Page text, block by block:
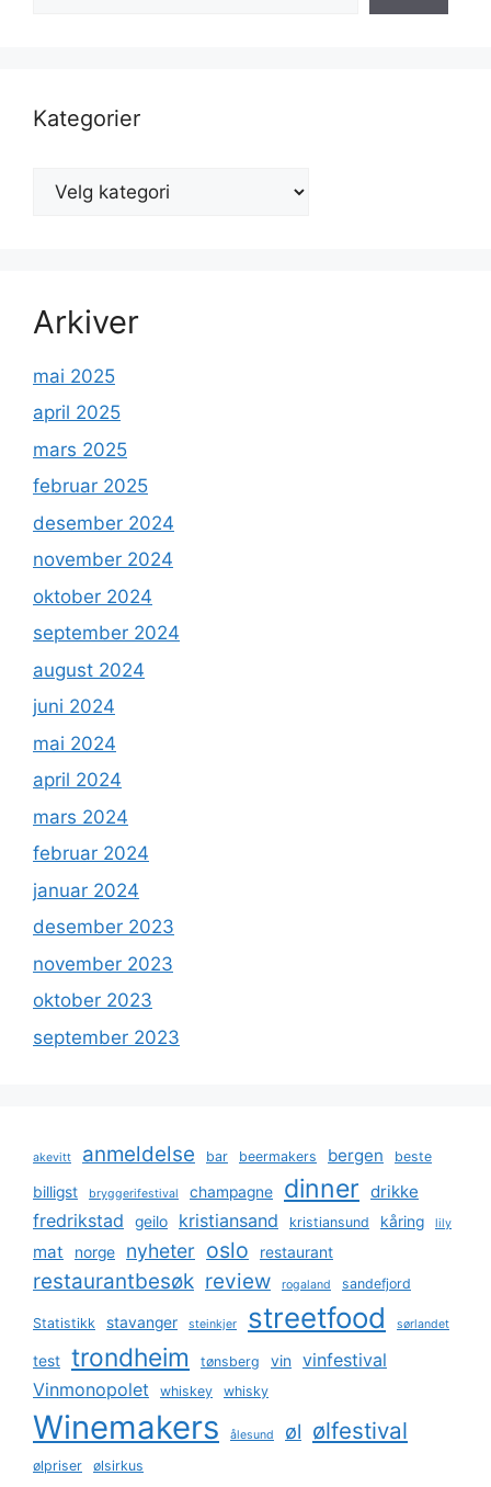
Kategorier
Kategorier
Arkiver
mai 2025
april 2025
mars 2025
februar 2025
desember 2024
november 2024
oktober 2024
september 2024
august 2024
juni 2024
mai 2024
april 2024
mars 2024
februar 2024
januar 2024
desember 2023
november 2023
oktober 2023
september 2023
akevitt anmeldelse bar beermakers bergen beste
billigst bryggerifestival champagne dinner drikke
fredrikstad geilo kristiansand kristiansund kåring lily
mat norge nyheter oslo restaurant
restaurantbesøk review rogaland sandefjord
Statistikk stavanger steinkjer streetfood sørlandet
test trondheim tønsberg vin
vinfestival
Vinmonopolet
whiskey whisky
Winemakers ålesund øl ølfestival
ølpriser ølsirkus